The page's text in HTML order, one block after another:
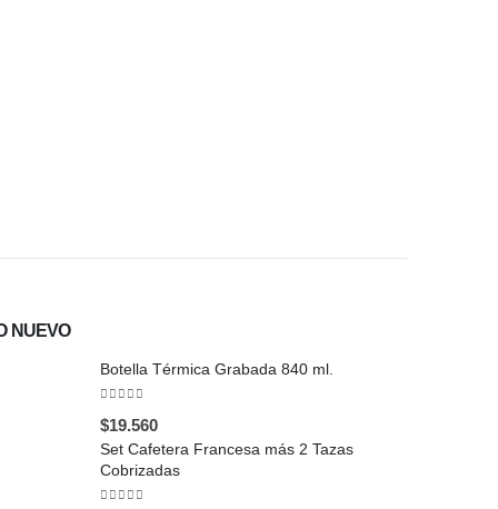
NUEVO
Botella Térmica Grabada 840 ml.
$19.560
Set Cafetera Francesa más 2 Tazas
Cobrizadas